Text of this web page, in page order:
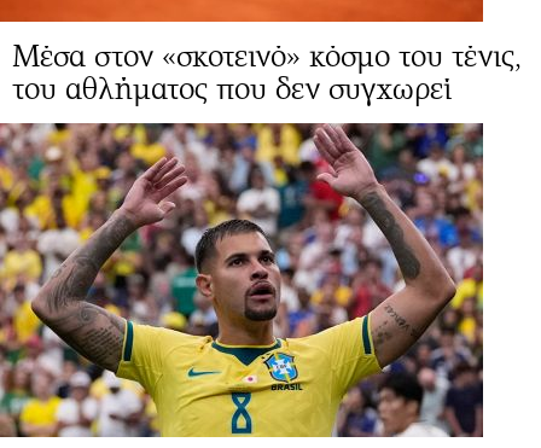
Μέσα στον «σκοτεινό» κόσμο του τένις,
του αθλήματος που δεν συγχωρεί